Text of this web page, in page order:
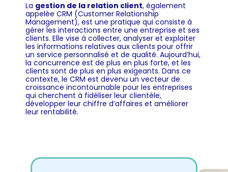
La gestion de la relation client, également
appelée CRM (Customer Relationship
Management), est une pratique qui consiste à
gérer les interactions entre une entreprise et ses
clients. Elle vise à collecter, analyser et exploiter
les informations relatives aux clients pour offrir
un service personnalisé et de qualité. Aujourd’hui,
la concurrence est de plus en plus forte, et les
clients sont de plus en plus exigeants. Dans ce
contexte, le CRM est devenu un vecteur de
croissance incontournable pour les entreprises
qui cherchent à fidéliser leur clientèle,
développer leur chiffre d’affaires et améliorer
leur rentabilité.